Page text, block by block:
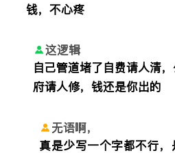
钱，不心疼
这逻辑
自己管道堵了自费请人清
府请人修，钱还是你出的
无语啊，
真是少写一个字都不行